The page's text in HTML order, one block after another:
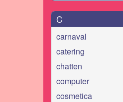
C
carnaval
catering
chatten
computer
cosmetica